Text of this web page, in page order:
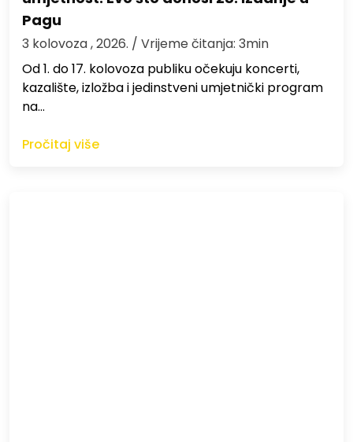
Pagu
3 kolovoza , 2026. / Vrijeme čitanja: 3min
Od 1. do 17. kolovoza publiku očekuju koncerti,
kazalište, izložba i jedinstveni umjetnički program
na…
Pročitaj više